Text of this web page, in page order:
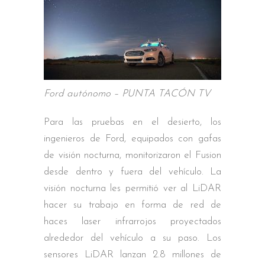
Ford autónomo – PUNTA TACÓN TV
Para las pruebas en el desierto, los
ingenieros de Ford, equipados con gafas
de visión nocturna, monitorizaron el Fusion
desde dentro y fuera del vehículo. La
visión nocturna les permitió ver al LiDAR
hacer su trabajo en forma de red de
haces laser infrarrojos proyectados
alrededor del vehículo a su paso. Los
sensores LiDAR lanzan 2.8 millones de